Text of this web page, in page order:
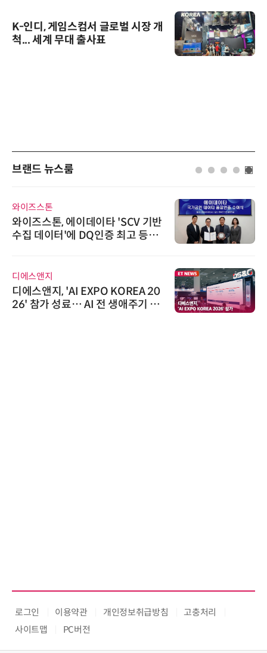
K-인디, 게임스컴서 글로벌 시장 개
척... 세계 무대 출사표
브랜드 뉴스룸
즈스톤
즈스톤, 에이데이타 'SCV 기반
데이터'에 DQ인증 최고 등급
스앤지
스앤지, 'AI EXPO KOREA 20
참가 성료… AI 전 생애주기 아
에이
트너
노보
노보
난제
기
로그인 이용약관 개인정보취급방침
고충처리
사이트맵
PC버전